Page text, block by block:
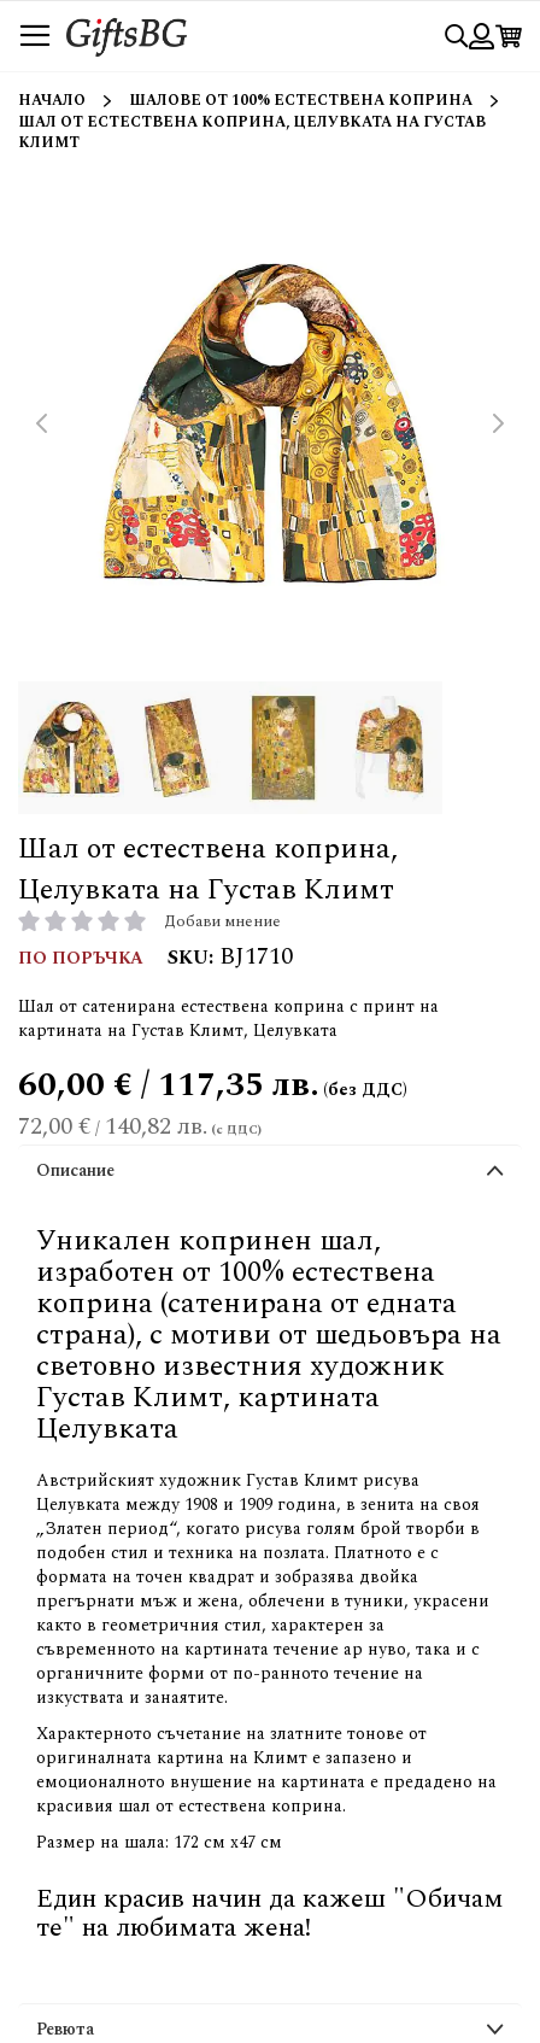
към
съдържанието
Търси
НАЧАЛО
ШАЛОВЕ ОТ 100% ЕСТЕСТВЕНА КОПРИНА
ШАЛ ОТ ЕСТЕСТВЕНА КОПРИНА, ЦЕЛУВКАТА НА ГУСТАВ
КЛИМТ
Шал от естествена коприна,
Целувката на Густав Климт
рейтинг: Добави мнение
ПО ПОРЪЧКА SKU BJ1710
Шал от сатенирана естествена коприна с принт на
картината на Густав Климт, Целувката
72,00 €/ 140,82 лв.
60,00 € / 117,35 лв.
Описание
Уникален копринен шал,
изработен от 100% естествена
коприна (сатенирана от едната
страна), с мотиви от шедьовъра на
световно известния художник
Густав Климт, картината
Целувката
Австрийският художник Густав Климт рисува
Целувката между 1908 и 1909 година, в зенита на своя
„Златен период“, когато рисува голям брой творби в
подобен стил и техника на позлата. Платното е с
формата на точен квадрат и зобразява двойка
прегърнати мъж и жена, облечени в туники, украсени
както в геометричния стил, характерен за
съвременното на картината течение ар нуво, така и с
органичните форми от по-ранното течение на
изкуствата и занаятите.
Характерното съчетание на златните тонове от
оригиналната картина на Климт е запазено и
емоционалното внушение на картината е предадено на
красивия шал от естествена коприна.
Размер на шала: 172 см х47 см
Един красив начин да кажеш "Обичам
те" на любимата жена!
Ревюта